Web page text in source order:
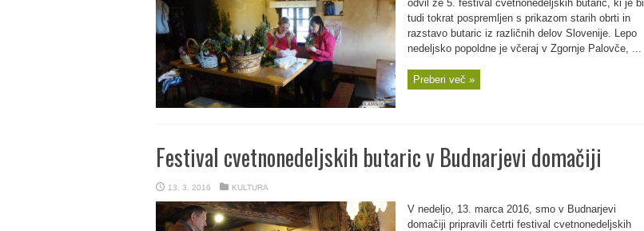
odvil že 5. festival cvetnonedeljskih butaric, ki je bil
tudi tokrat pospremljen s prikazom starih obrti in
razstavo butaric iz različnih delov Slovenije. Lepo
nedeljsko popoldne je včeraj v Zgornje Palovče, ...
Preberi več »
Festival cvetnonedeljskih butaric v Budnarjevi domačiji
13. 3. 2016 KULTURA
V nedeljo, 13. marca 2016, smo v Budnarjevi
domačiji pripravili četrti festival cvetnonedeljskih